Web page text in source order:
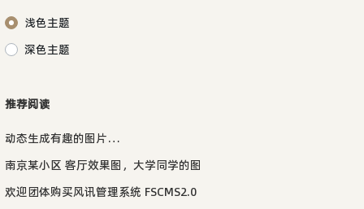
浅色主题
深色主题
推荐阅读
动态生成有趣的图片…
南京某小区 客厅效果图，大学同学的图
欢迎团体购买风讯管理系统 FSCMS2.0